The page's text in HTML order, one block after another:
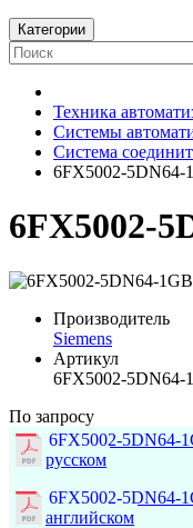
Категории
Техника
Системы
Система
6FX5002-5DN64-
6FX5002-
Производитель
Siemens
Артикул
6FX5002-5DN64-
По запросу
6FX5002-5DN64-
русском
6FX5002-5DN64-
английском